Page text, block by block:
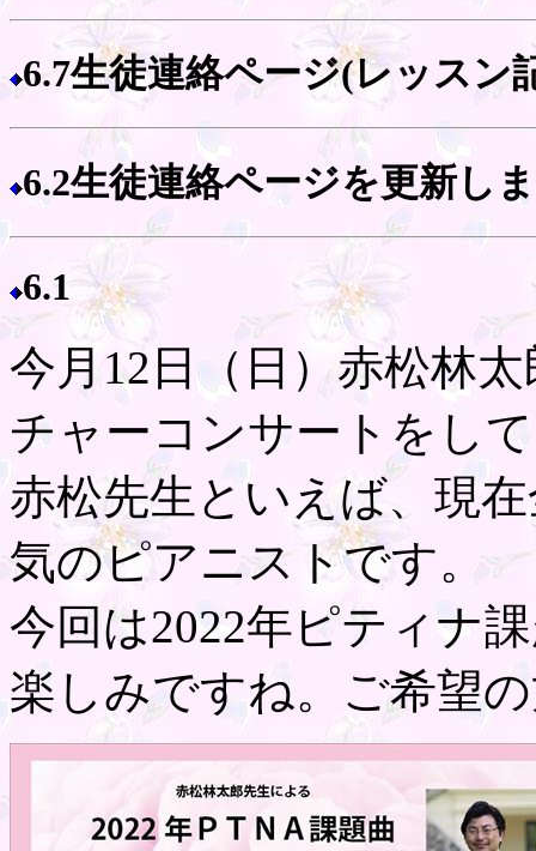
6.7生徒連絡ページ(レッスン
6.2生徒連絡ページを更新し
6.1
今月12日（日）赤松林
チャーコンサートをし
赤松先生といえば、現
気のピアニストです。
今回は2022年ピティナ
楽しみですね。ご希望